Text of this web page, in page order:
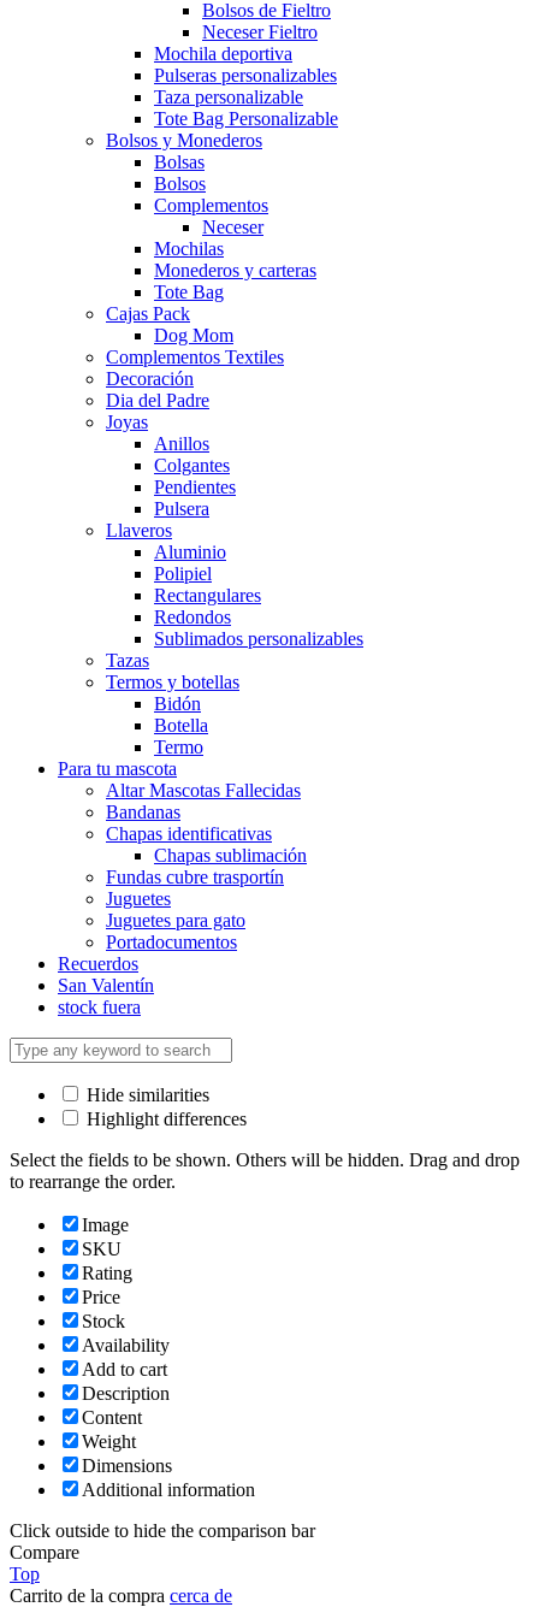
Bolsos de Fieltro
Neceser Fieltro
Mochila deportiva
Pulseras personalizables
Taza personalizable
Tote Bag Personalizable
Bolsos y Monederos
Bolsas
Bolsos
Complementos
Neceser
Mochilas
Monederos y carteras
Tote Bag
Cajas Pack
Dog Mom
Complementos Textiles
Decoración
Dia del Padre
Joyas
Anillos
Colgantes
Pendientes
Pulsera
Llaveros
Aluminio
Polipiel
Rectangulares
Redondos
Sublimados personalizables
Tazas
Termos y botellas
Bidón
Botella
Termo
Para tu mascota
Altar Mascotas Fallecidas
Bandanas
Chapas identificativas
Chapas sublimación
Fundas cubre trasportín
Juguetes
Juguetes para gato
Portadocumentos
Recuerdos
San Valentín
stock fuera
Hide similarities
Highlight differences
Select the fields to be shown. Others will be hidden. Drag and drop
to rearrange the order.
Image
SKU
Rating
Price
Stock
Availability
Add to cart
Description
Content
Weight
Dimensions
Additional information
Click outside to hide the comparison bar
Compare
Top
Carrito de la compra cerca de